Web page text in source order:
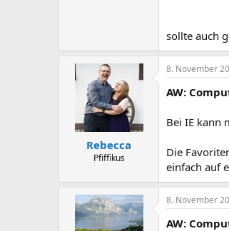
sollte auch
Rebecca
Pfiffikus
8. November
AW:
Bei IE kann
Die
einfach auf
8. November
AW: